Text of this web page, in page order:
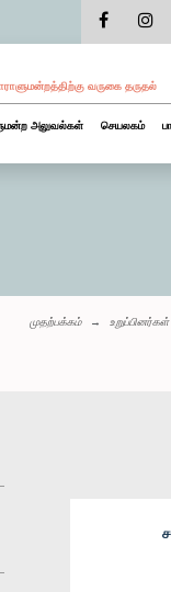
வருகை தருதல்
அலுவல்கள் செயலகம்
முதற்பக்கம்